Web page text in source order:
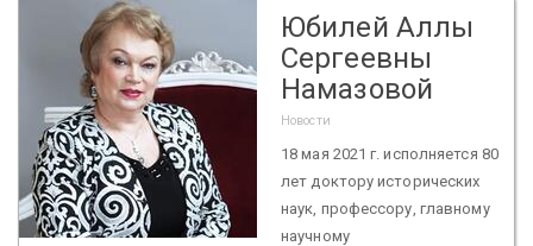
Юбилей Аллы
Сергеевны
Намазовой
Новости
18 мая 2021 г. исполняется 80
лет доктору исторических
наук, профессору, главному
научному